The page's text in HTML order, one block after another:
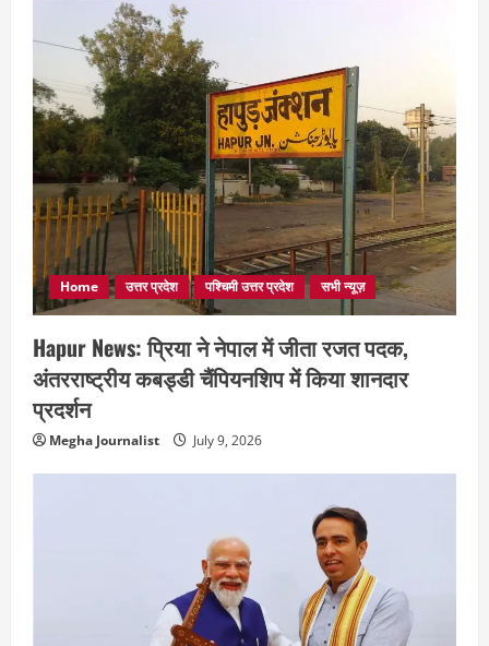
Home उत्तर प्रदेश पश्चिमी उत्तर प्रदेश सभी न्यूज़
Hapur News: प्रिया ने नेपाल में जीता रजत पदक,
अंतरराष्ट्रीय कबड्डी चैंपियनशिप में किया शानदार
प्रदर्शन
Megha Journalist July 9, 2026